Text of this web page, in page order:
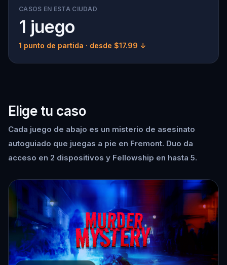
CASOS EN ESTA CIUDAD
1 juego
1 punto de partida · desde $17.99 ↓
Elige tu caso
Cada juego de abajo es un misterio de asesinato
autoguiado que juegas a pie en Fremont. Duo da
acceso en 2 dispositivos y Fellowship en hasta 5.